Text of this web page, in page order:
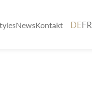
NewsKontakt DEFR